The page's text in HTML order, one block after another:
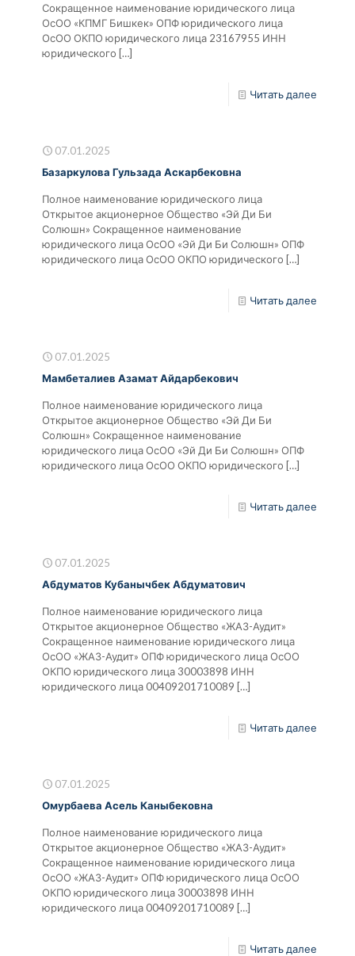
Сокращенное наименование юридического лица
ОсОО «КПМГ Бишкек» ОПФ юридического лица
ОсОО ОКПО юридического лица 23167955 ИНН
юридического […]
Читать далее
07.01.2025
Базаркулова Гульзада Аскарбековна
Полное наименование юридического лица
Открытое акционерное Общество «Эй Ди Би
Солюшн» Сокращенное наименование
юридического лица ОсОО «Эй Ди Би Солюшн» ОПФ
юридического лица ОсОО ОКПО юридического […]
Читать далее
07.01.2025
Мамбеталиев Азамат Айдарбекович
Полное наименование юридического лица
Открытое акционерное Общество «Эй Ди Би
Солюшн» Сокращенное наименование
юридического лица ОсОО «Эй Ди Би Солюшн» ОПФ
юридического лица ОсОО ОКПО юридического […]
Читать далее
07.01.2025
Абдуматов Кубанычбек Абдуматович
Полное наименование юридического лица
Открытое акционерное Общество «ЖАЗ-Аудит»
Сокращенное наименование юридического лица
ОсОО «ЖАЗ-Аудит» ОПФ юридического лица ОсОО
ОКПО юридического лица 30003898 ИНН
юридического лица 00409201710089 […]
Читать далее
07.01.2025
Омурбаева Асель Каныбековна
Полное наименование юридического лица
Открытое акционерное Общество «ЖАЗ-Аудит»
Сокращенное наименование юридического лица
ОсОО «ЖАЗ-Аудит» ОПФ юридического лица ОсОО
ОКПО юридического лица 30003898 ИНН
юридического лица 00409201710089 […]
Читать далее